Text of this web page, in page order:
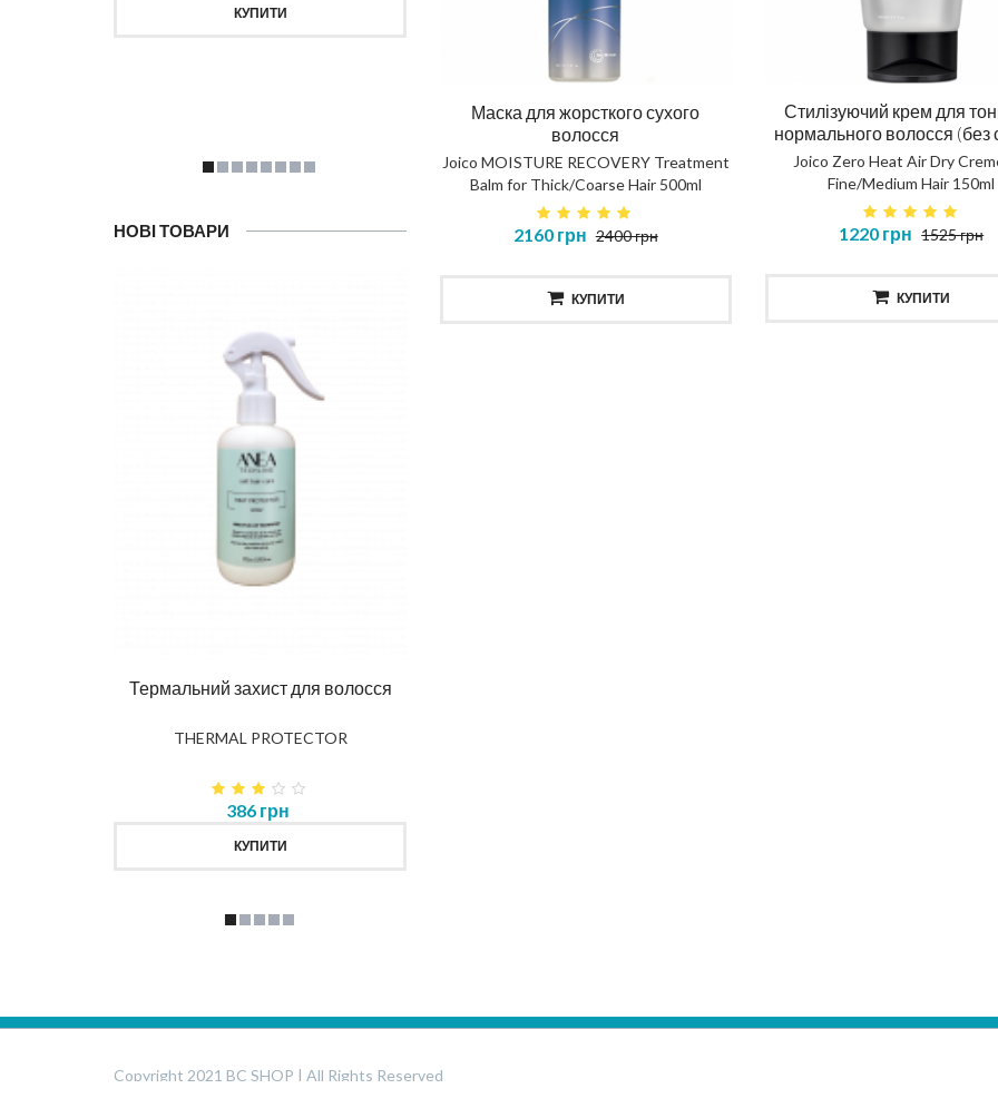
КУПИТИ
НОВІ ТОВАРИ
Термальний захист для волосся
THERMAL PROTECTOR
386 грн
КУПИТИ
Маска для жорсткого сухого
волосся
Joico MOISTURE RECOVERY Treatment
Balm for Thick/Coarse Hair 500ml
2160 грн 2400 грн
КУПИТИ
Стилізуючий крем для
нормального волосся (без
Joico Zero Heat Air Dry
Fine/Medium Hair 150ml
1220 грн 1525 грн
КУПИТИ
Copyright 2021 BC SHOP | All Rights Reserved